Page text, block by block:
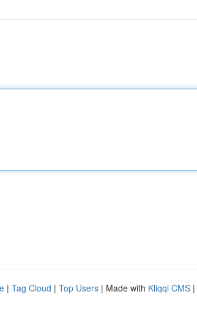
| Tag Cloud | Top Users | Made with Kliqqi CMS |